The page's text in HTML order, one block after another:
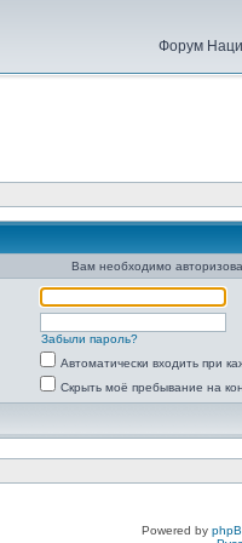
Форум
Вам необходимо
Забыли пароль?
Автоматически входить при
Скрыть моё пребывание на
Powered by